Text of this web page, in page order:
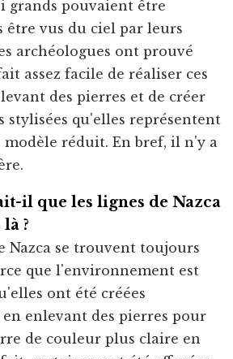
grands pouvaient être
être vus du ciel par leurs
archéologues ont prouvé
assez facile de réaliser ces
des pierres et de créer
stylisées qu'elles représentent
modèle réduit. En bref, il n'y a
il que les lignes de Nazca
?
Nazca se trouvent toujours
que l'environnement est
ont été créées
enlevant des pierres pour
de couleur plus claire en